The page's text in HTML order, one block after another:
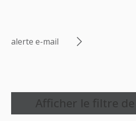
alerte e-mail
Afficher le filtre